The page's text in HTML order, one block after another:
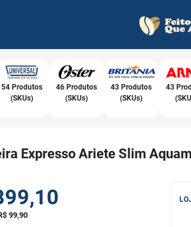
54 Produtos
(SKUs)
46 Produtos
(SKUs)
43 Produtos
(SKUs)
43
Expresso Ariete Slim
99,90